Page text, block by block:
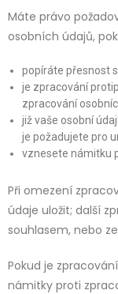
Máte právo
osobních údajů,
popíráte přesnost
je zpracování
zpracování
již vaše osobní
je požadujete pro
vznesete námitku
Při omezení
údaje uložit; další
souhlasem, nebo
Pokud je
námitky proti